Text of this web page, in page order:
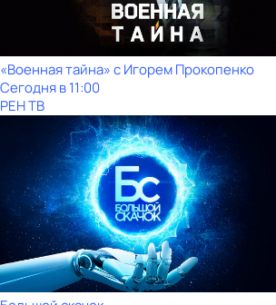
«Военная тайна» с Игорем Прокопенко
Сегодня в 11:00
РЕН ТВ